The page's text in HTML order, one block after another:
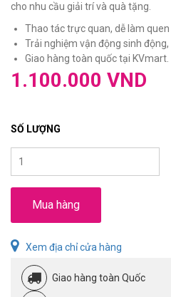
cho nhu cầu giải trí và quà tặng.
Thao tác trực quan, dễ làm quen
Trải nghiệm vận động sinh
Giao hàng toàn quốc tại KVmart.
1.100.000 VND
SỐ LƯỢNG
Mua hàng
Xem địa chỉ cửa hàng
Giao hàng toàn Quốc